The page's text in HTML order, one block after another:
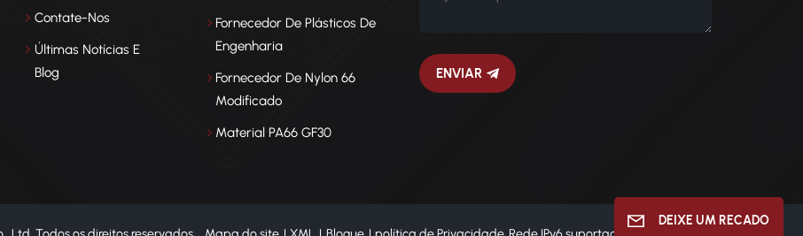
Contate-Nos
Últimas Notícias E
Blog
Fornecedor De Plásticos De
Engenharia
Fornecedor De Nylon 66
Modificado
Material PA66 GF30
ENVIAR
DEIXE UM RECADO